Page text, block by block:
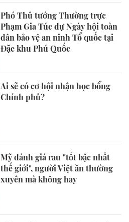
Phó Thủ tướng Thường trực
Phạm Gia Túc dự Ngày hội toàn
dân bảo vệ an ninh Tổ quốc tại
Đặc khu Phú Quốc
Ai sẽ có cơ hội nhận học bổng
Chính phủ?
Mỹ đánh giá rau "tốt bậc nhất
thế giới", người Việt ăn thường
xuyên mà không hay